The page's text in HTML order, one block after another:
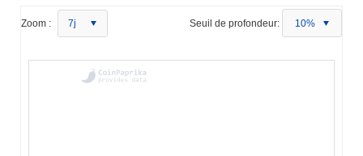
Zoom : 7j Seuil de profondeur: 10%